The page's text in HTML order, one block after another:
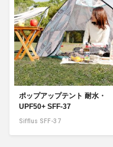
ポップアップテント 耐水・
UPF50+ SFF-37
Sifflus SFF-37